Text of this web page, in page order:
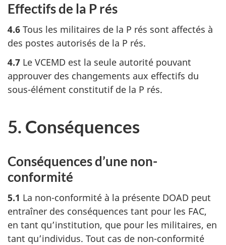
Effectifs de la P rés
4.6 Tous les militaires de la P rés sont affectés à
des postes autorisés de la P rés.
4.7 Le VCEMD est la seule autorité pouvant
approuver des changements aux effectifs du
sous-élément constitutif de la P rés.
5. Conséquences
Conséquences d’une non-
conformité
5.1 La non-conformité à la présente DOAD peut
entraîner des conséquences tant pour les FAC,
en tant qu’institution, que pour les militaires, en
tant qu’individus. Tout cas de non-conformité